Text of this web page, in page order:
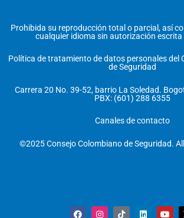
Prohibida su reproducción total o parcial, así
cualquier idioma sin autorización escrita
Política de tratamiento de datos personales del
de Seguridad
Carrera 20 No. 39-52, barrio La Soledad.
PBX: (601) 288 6355
Canales de contacto
©2025 Consejo Colombiano de Seguridad.
F
I
T
L
Y